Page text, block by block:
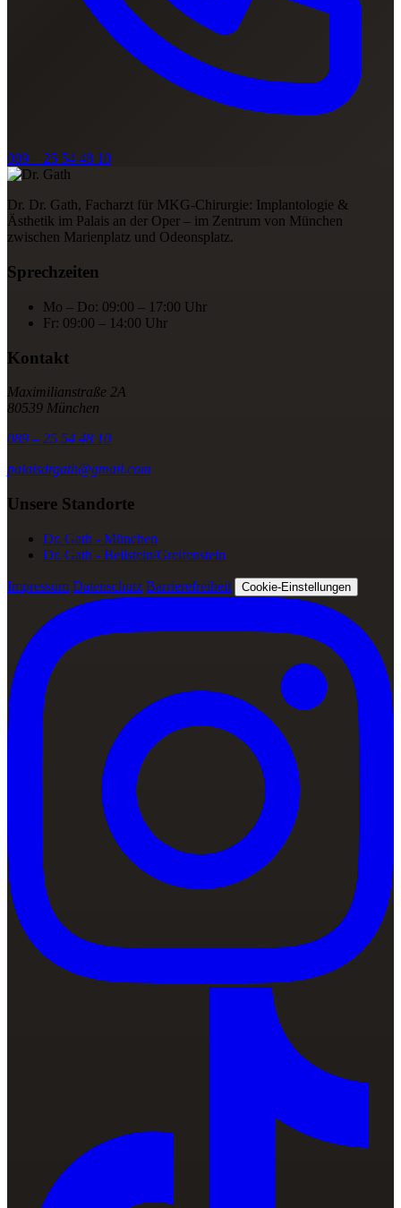
089 – 25 54 48 10
Dr. Dr. Gath, Facharzt für MKG-Chirurgie: Implantologie &
Ästhetik im Palais an der Oper – im Zentrum von München
zwischen Marienplatz und Odeonsplatz.
Sprechzeiten
Mo – Do: 09:00 – 17:00 Uhr
Fr: 09:00 – 14:00 Uhr
Kontakt
Maximilianstraße 2A
80539 München
089 – 25 54 48 10
palaisdrgath@gmail.com
Unsere Standorte
Dr. Gath - München
Dr. Gath - Beilstein/Greifenstein
Impressum Datenschutz Barrierefreiheit Cookie-Einstellungen